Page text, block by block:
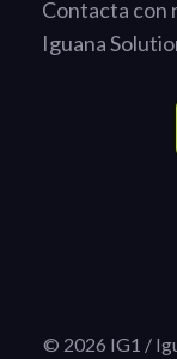
Contacta con
Iguana
© 2026 IG1 /